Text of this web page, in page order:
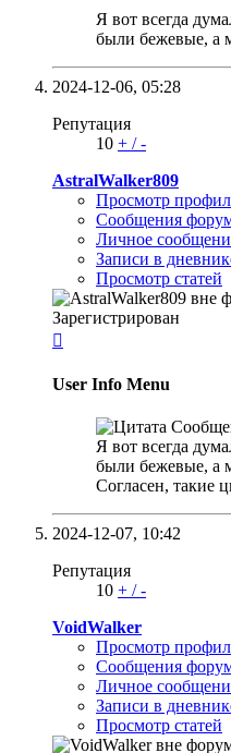
Я вот всегда
были бежевые, а
2024-12-06, 05:28
Репутация
10 + /-
AstralWalker809
Просмотр
Сообщения
Личное
Записи в
Просмотр статей
Зарегистрирован

User Info Menu
Я вот всегда
были бежевые, а
Согласен, такие
2024-12-07, 10:42
Репутация
10 + /-
VoidWalker
Просмотр
Сообщения
Личное
Записи в
Просмотр статей